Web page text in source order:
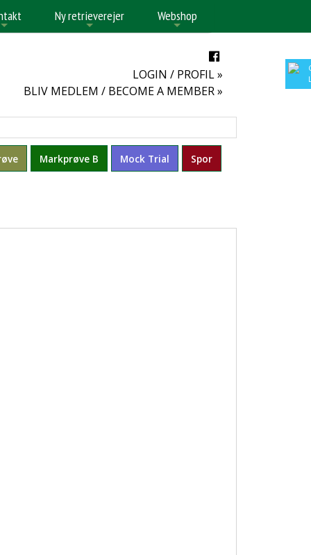
Ny retrieverejer Webshop
LOGIN / PROFIL »
BLIV MEDLEM / BECOME A MEMBER »
Markprøve B Mock Trial Spor